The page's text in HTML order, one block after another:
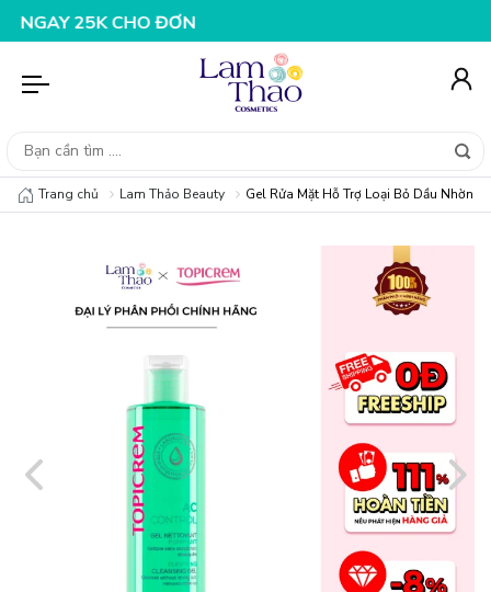
CHO ĐƠN HÀNG 199K
Trang chủ Lam Thảo Beauty Gel Rửa Mặt Hỗ Trợ Loại Bỏ Dầu Nhờn